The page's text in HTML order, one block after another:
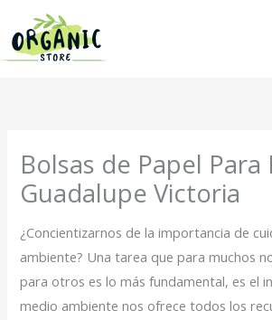
contenido
Bolsas de Papel Para
Guadalupe Victoria
¿Concientizarnos de la importancia de
ambiente? Una tarea que para muchos
para otros es lo más fundamental, es el
medio ambiente nos ofrece todos los